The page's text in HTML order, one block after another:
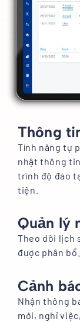
Thông
Tính năng tự
nhật thông
trình độ đào
tiện.
Quản lý
Theo dõi lịch
được phân bổ.
Cảnh
Nhận thông
mới, nghỉ